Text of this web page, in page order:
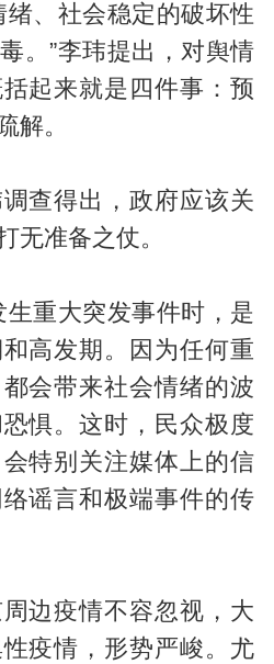
绪、社会稳定的破坏性
。”李玮提出，对舆情
起来就是四件事：预
解。
查得出，政府应该关
无准备之仗。
生重大突发事件时，是
高发期。因为任何重
会带来社会情绪的波
惧。这时，民众极度
特别关注媒体上的信
谣言和极端事件的传
边疫情不容忽视，大
疫情，形势严峻。尤